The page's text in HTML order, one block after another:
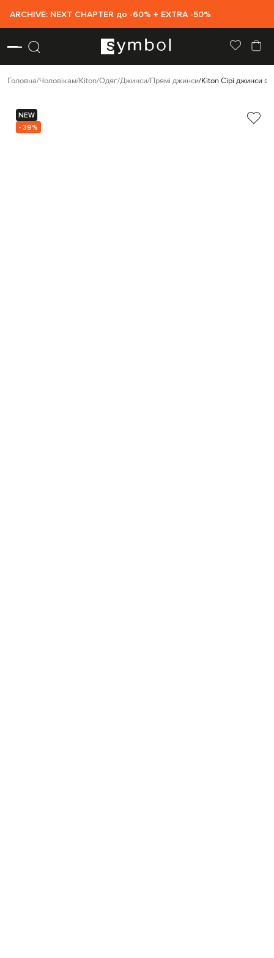
ARCHIVE: NEXT CHAPTER до -60% + EXTRA -50%
Головна Чоловікам Kiton Одяг Джинси Прямі джинси Kiton Сірі джинси з
NEW
- 39%